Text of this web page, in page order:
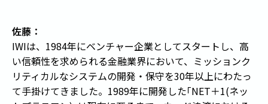
佐藤：
IWIは、1984年にベンチャー企業としてスタートし、高
い信頼性を求められる金融業界において、ミッションク
リティカルなシステムの開発・保守を30年以上にわたっ
て手掛けてきました。1989年に開発した「NET＋1(ネッ